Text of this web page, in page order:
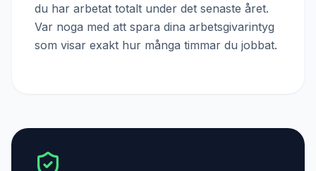
du har arbetat totalt under det senaste året.
Var noga med att spara dina arbetsgivarintyg
som visar exakt hur många timmar du jobbat.